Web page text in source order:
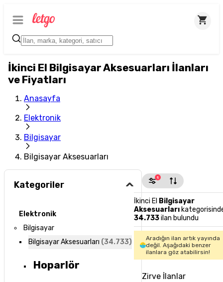
İkinci El Bilgisayar Aksesuarları İlanları
ve Fiyatları
Anasayfa
Elektronik
Bilgisayar
Bilgisayar Aksesuarları
Kategoriler
Elektronik
Bilgisayar
Bilgisayar Aksesuarları (34.733)
Hoparlör
1
İkinci El Bilgisayar
Aksesuarları
34.733ilan bulundu
Aradığın ilan artık yayında
değil. Aşağıdaki benzer
ilanlara göz atabilirsin!
Zirve İlanlar